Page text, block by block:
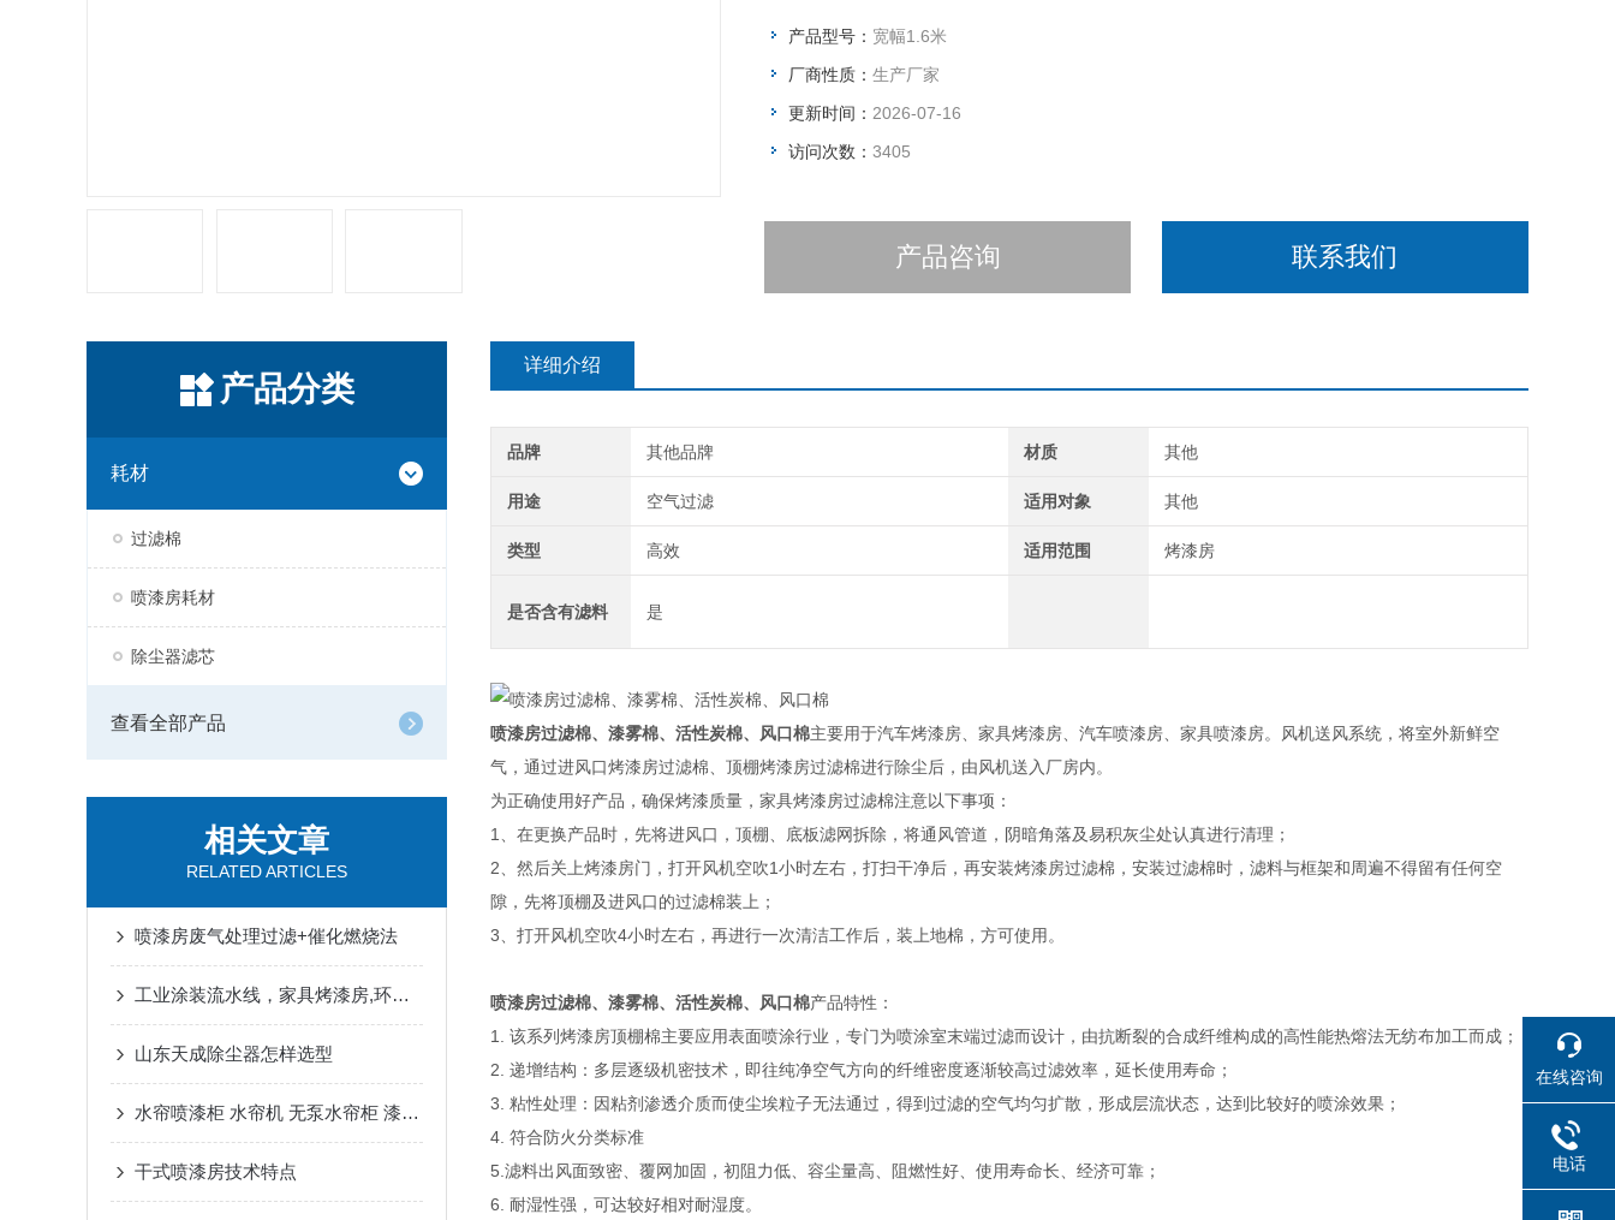
产品型号： 宽幅1.6米
厂商性质： 生产厂家
更新时间： 2026-07-16
访问次数： 3405
产品咨询 联系我们
产品分类
耗材
过滤棉
喷漆房耗材
除尘器滤芯
查看全部产品
相关文章
RELATED ARTICLES
喷漆房废气处理过滤+催化燃烧法
工业涂装流水线，家具烤漆房,环保设备,喷烤漆房，塑粉回收设备
山东天成除尘器怎样选型
水帘喷漆柜 水帘机 无泵水帘柜 漆雾净化设备简要介绍
干式喷漆房技术特点
详细介绍
品牌 其他品牌 材质 其他
用途 空气过滤 适用对象 其他
类型 高效 适用范围 烤漆房
是否含有滤料 是
喷漆房过滤棉、漆雾棉、活性炭棉、风口棉主要用于汽车烤漆房、家具烤漆房、汽车喷漆房、家具喷漆房。风机送风系统，将室外新鲜空
气，通过进风口烤漆房过滤棉、顶棚烤漆房过滤棉进行除尘后，由风机送入厂房内。
为正确使用好产品，确保烤漆质量，家具烤漆房过滤棉注意以下事项：
1、在更换产品时，先将进风口，顶棚、底板滤网拆除，将通风管道，阴暗角落及易积灰尘处认真进行清理；
2、然后关上烤漆房门，打开风机空吹1小时左右，打扫干净后，再安装烤漆房过滤棉，安装过滤棉时，滤料与框架和周遍不得留有任何空
隙，先将顶棚及进风口的过滤棉装上；
3、打开风机空吹4小时左右，再进行一次清洁工作后，装上地棉，方可使用。
喷漆房过滤棉、漆雾棉、活性炭棉、风口棉产品特性：
1. 该系列烤漆房顶棚棉主要应用表面喷涂行业，专门为喷涂室末端过滤而设计，由抗断裂的合成纤维构成的高性能热熔法无纺布加工而成；
2. 递增结构：多层逐级机密技术，即往纯净空气方向的纤维密度逐渐较高过滤效率，延长使用寿命；
3. 粘性处理：因粘剂渗透介质而使尘埃粒子无法通过，得到过滤的空气均匀扩散，形成层流状态，达到比较好的喷涂效果；
4. 符合防火分类标准
5.滤料出风面致密、覆网加固，初阻力低、容尘量高、阻燃性好、使用寿命长、经济可靠；
6. 耐湿性强，可达较好相对耐湿度。
在线咨询
电话